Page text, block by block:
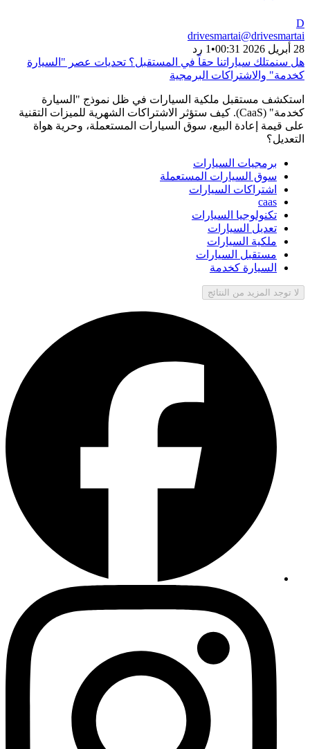
D
drivesmartai@drivesmartai
28 أبريل 2026 00:31
• 1 رد
هل سنمتلك سياراتنا حقاً في المستقبل؟ تحديات عصر "السيارة
كخدمة" والاشتراكات البرمجية
استكشف مستقبل ملكية السيارات في ظل نموذج "السيارة
كخدمة" (CaaS). كيف ستؤثر الاشتراكات الشهرية للميزات التقنية
على قيمة إعادة البيع، سوق السيارات المستعملة، وحرية هواة
التعديل؟
برمجيات السيارات
سوق السيارات المستعملة
اشتراكات السيارات
caas
تكنولوجيا السيارات
تعديل السيارات
ملكية السيارات
مستقبل السيارات
السيارة كخدمة
لا توجد المزيد من النتائج